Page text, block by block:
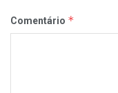
Comentário *